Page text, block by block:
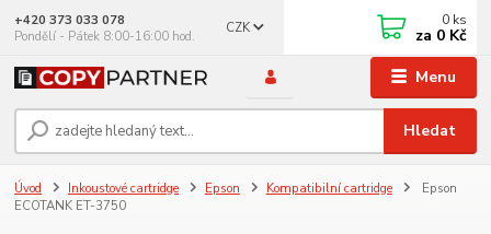
Menu
CZK
Hledat
+420 373 033 078
Pondělí - Pátek 8:00-16:00 hod.
0 ks
za 0 Kč
Úvod Inkoustové cartridge Epson Kompatibilní cartridge
Epson
ECOTANK ET-3750